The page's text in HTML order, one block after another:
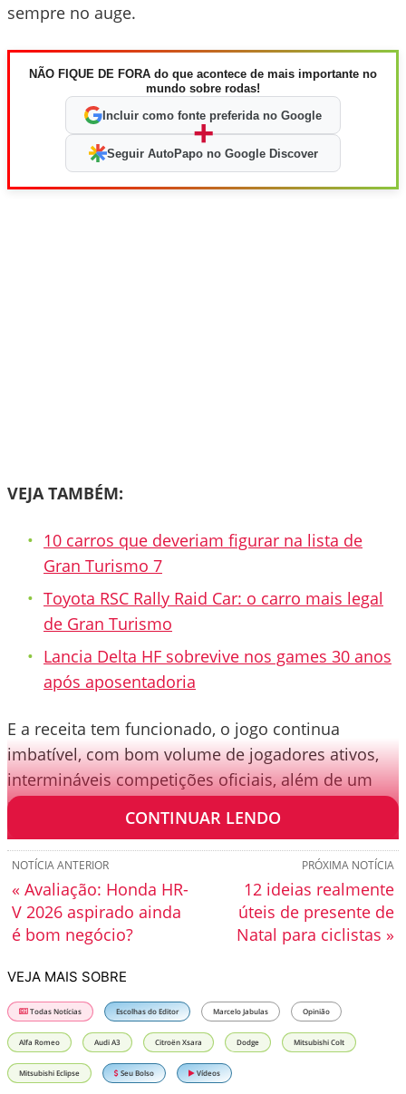
sempre no auge.
NÃO FIQUE DE FORA do que acontece de mais importante no
mundo sobre rodas!
Incluir como fonte preferida no Google
+
Seguir AutoPapo no Google Discover
VEJA TAMBÉM:
10 carros que deveriam figurar na lista de
Gran Turismo 7
Toyota RSC Rally Raid Car: o carro mais legal
de Gran Turismo
Lancia Delta HF sobrevive nos games 30 anos
após aposentadoria
E a receita tem funcionado, o jogo continua
imbatível, com bom volume de jogadores ativos,
intermináveis competições oficiais, além de um
modelo online bastante disputado.
CONTINUAR LENDO
PRÓXIMA NOTÍCIA
12 ideias realmente
úteis de presente de
Natal para ciclistas »
NOTÍCIA ANTERIOR
« Avaliação: Honda HR-
V 2026 aspirado ainda
é bom negócio?
VEJA MAIS SOBRE
Todas Notícias Escolhas do Editor Marcelo Jabulas Opinião
Alfa Romeo Audi A3 Citroën Xsara Dodge Mitsubishi Colt
Mitsubishi Eclipse Seu Bolso Vídeos